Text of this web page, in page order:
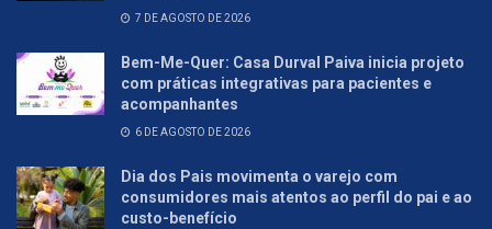
7 DE AGOSTO DE 2026
Bem-Me-Quer: Casa Durval Paiva inicia projeto
com práticas integrativas para pacientes e
acompanhantes
6 DE AGOSTO DE 2026
Dia dos Pais movimenta o varejo com
consumidores mais atentos ao perfil do pai e ao
custo-benefício